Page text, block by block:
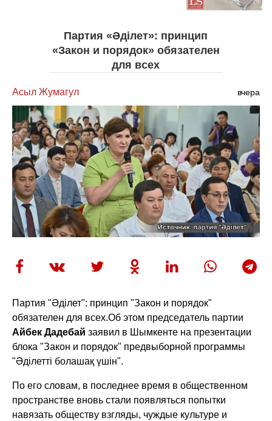
Партия «Әділет»: принцип
«Закон и порядок» обязателен
для всех
Асыл Жумагул вчера
Партия "Әділет": принцип "Закон и порядок"
обязателен для всех.Об этом председатель партии
Айбек Дадебай заявил в Шымкенте на презентации
блока "Закон и порядок" предвыборной программы
"Әділетті болашақ үшін".
По его словам, в последнее время в общественном
пространстве вновь стали появляться попытки
навязать обществу взгляды, чуждые культуре и